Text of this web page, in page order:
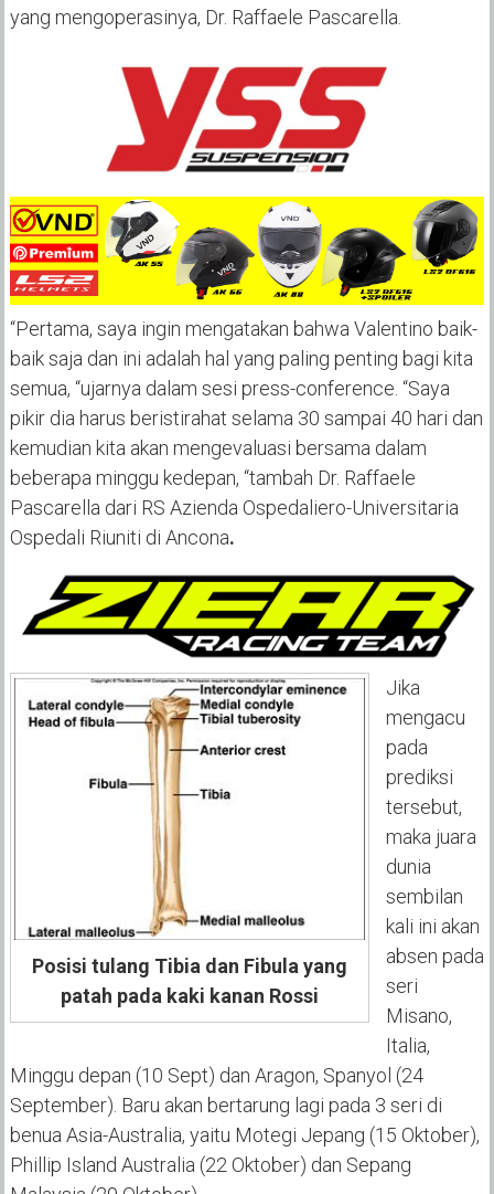
yang mengoperasinya, Dr. Raffaele Pascarella.
“Pertama, saya ingin mengatakan bahwa Valentino baik-
baik saja dan ini adalah hal yang paling penting bagi kita
semua, “ujarnya dalam sesi press-conference. “Saya
pikir dia harus beristirahat selama 30 sampai 40 hari dan
kemudian kita akan mengevaluasi bersama dalam
beberapa minggu kedepan, “tambah Dr. Raffaele
Pascarella dari RS Azienda Ospedaliero-Universitaria
Ospedali Riuniti di Ancona.
Posisi tulang Tibia dan Fibula yang
patah pada kaki kanan Rossi
Jika
mengacu
pada
prediksi
tersebut,
maka juara
dunia
sembilan
kali ini akan
absen pada
seri
Misano,
Italia,
Minggu depan (10 Sept) dan Aragon, Spanyol (24
September). Baru akan bertarung lagi pada 3 seri di
benua Asia-Australia, yaitu Motegi Jepang (15 Oktober),
Phillip Island Australia (22 Oktober) dan Sepang